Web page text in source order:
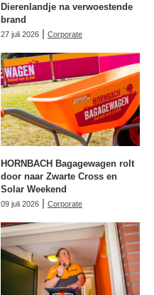
Dierenlandje na verwoestende
brand
27 juli 2026 | Corporate
HORNBACH Bagagewagen rolt
door naar Zwarte Cross en
Solar Weekend
09 juli 2026 | Corporate